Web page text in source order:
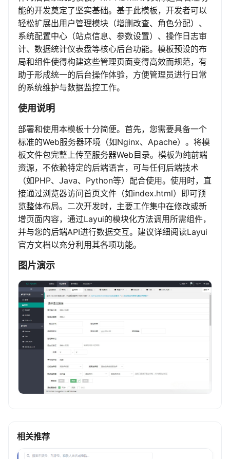
能的开发奠定了坚实基础。基于此模板，开发者可以
轻松扩展出用户管理模块（增删改查、角色分配）、
系统配置中心（站点信息、参数设置）、操作日志审
计、数据统计仪表盘等核心后台功能。模板预设的布
局和组件使得构建这些管理页面变得高效而规范，有
助于形成统一的后台操作体验，方便管理员进行日常
的系统维护与数据监控工作。
使用说明
部署和使用本模板十分简便。首先，您需要具备一个
标准的Web服务器环境（如Nginx、Apache）。将模
板文件包完整上传至服务器Web目录。模板为纯前端
资源，不依赖特定的后端语言，可与任何后端技术
（如PHP、Java、Python等）配合使用。使用时，直
接通过浏览器访问首页文件（如index.html）即可预
览整体布局。二次开发时，主要工作集中在修改或新
增页面内容，通过Layui的模块化方法调用所需组件，
并与您的后端API进行数据交互。建议详细阅读Layui
官方文档以充分利用其各项功能。
图片演示
相关推荐